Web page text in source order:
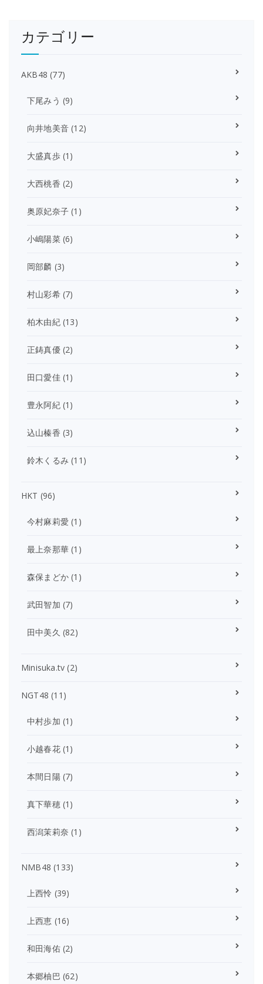
カテゴリー
AKB48 (77)
下尾みう (9)
向井地美音 (12)
大盛真歩(1)
大西桃香 (2)
奥原妃奈子 (1)
小嶋陽菜(6)
岡部麟 (3)
村山彩希(7)
柏木由紀(13)
正鋳真優(2)
田口愛佳(1)
豊永阿紀(1)
込山榛香 (3)
鈴木くるみ (11)
HKT (96)
今村麻莉愛 (1)
最上奈那華 (1)
森保まどか (1)
武田智加 (7)
田中美久 (82)
Minisuka.tv (2)
NGT48 (11)
中村歩加 (1)
小越春花(1)
本間日陽(7)
真下華穂(1)
西潟茉莉奈 (1)
NMB48 (133)
上西怜 (39)
上西恵 (16)
和田海佑(2)
本郷柚巴 (62)